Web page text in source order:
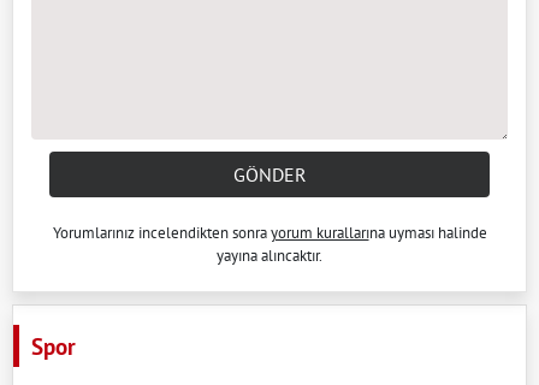
GÖNDER
Yorumlarınız incelendikten sonrayorum kurallarına uyması halinde
yayına alıncaktır.
Spor